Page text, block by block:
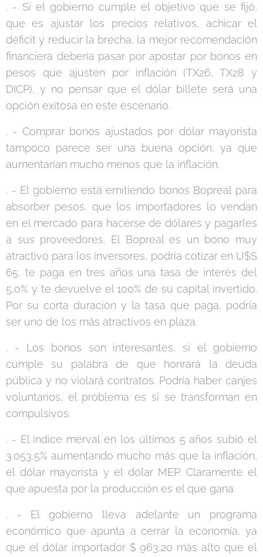
. - Si el gobierno cumple el objetivo que se fijó,
que es ajustar los precios relativos, achicar el
déficit y reducir la brecha, la mejor recomendación
financiera debería pasar por apostar por bonos en
pesos que ajusten por inflación (TX26, TX28 y
DICP), y no pensar que el dólar billete será una
opción exitosa en este escenario.
. - Comprar bonos ajustados por dólar mayorista
tampoco parece ser una buena opción, ya que
aumentarían mucho menos que la inflación.
. - El gobierno está emitiendo bonos Bopreal para
absorber pesos, que los importadores lo vendan
en el mercado para hacerse de dólares y pagarles
a sus proveedores. El Bopreal es un bono muy
atractivo para los inversores, podría cotizar en U$S
65, te paga en tres años una tasa de interés del
5,0% y te devuelve el 100% de su capital invertido.
Por su corta duración y la tasa que paga, podría
ser uno de los más atractivos en plaza.
. - Los bonos son interesantes, si el gobierno
cumple su palabra de que honrará la deuda
pública y no violará contratos. Podría haber canjes
voluntarios, el problema es si se transforman en
compulsivos.
. - El índice merval en los últimos 5 años subió el
3.053,5% aumentando mucho más que la inflación,
el dólar mayorista y el dólar MEP. Claramente el
que apuesta por la producción es el que gana.
. - El gobierno lleva adelante un programa
económico que apunta a cerrar la economía, ya
que el dólar importador $ 963,20 más alto que el